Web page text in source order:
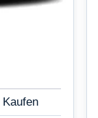
Kaufen